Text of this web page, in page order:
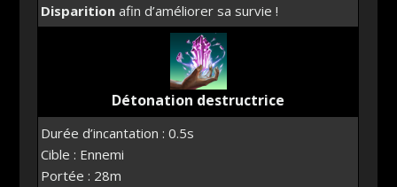
Disparition afin d’améliorer sa survie !
Détonation destructrice
Durée d’incantation : 0.5s
Cible : Ennemi
Portée : 28m